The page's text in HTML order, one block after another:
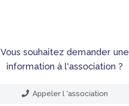
Vous souhaitez demander une
information à l'association ?
Appeler l 'association